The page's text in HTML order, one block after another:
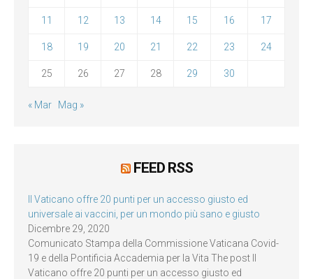
11 12 13 14 15 16 17
18 19 20 21 22 23 24
25 26 27 28 29 30
« Mar Mag »
FEED RSS
Il Vaticano offre 20 punti per un accesso giusto ed
universale ai vaccini, per un mondo più sano e giusto
Dicembre 29, 2020
Comunicato Stampa della Commissione Vaticana Covid-
19 e della Pontificia Accademia per la Vita The post Il
Vaticano offre 20 punti per un accesso giusto ed